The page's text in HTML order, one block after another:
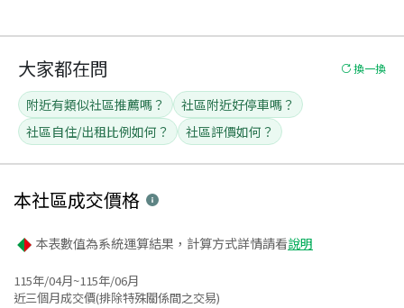
大家都在問 換一換
附近有類似社區推薦嗎？
社區附近好停車嗎？
社區自住/出租比例如何？
社區評價如何？
本社區成交價格
本表數值為系統運算結果，計算方式詳情請看說明
115年/04月~115年/06月
近三個月成交價(排除特殊關係間之交易)